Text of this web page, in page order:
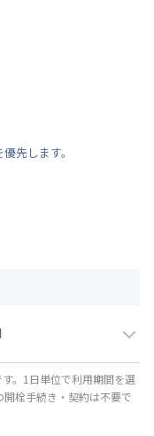
先します。
。1日単位で利用期間を選
栓手続き・契約は不要で